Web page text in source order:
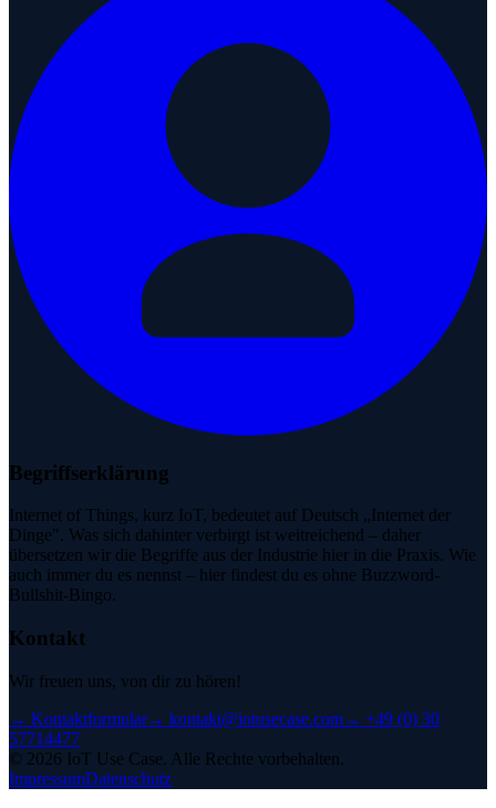
Begriffserklärung
Internet of Things, kurz IoT, bedeutet auf Deutsch „Internet der
Dinge". Was sich dahinter verbirgt ist weitreichend – daher
übersetzen wir die Begriffe aus der Industrie hier in die Praxis. Wie
auch immer du es nennst – hier findest du es ohne Buzzword-
Bullshit-Bingo.
Kontakt
Wir freuen uns, von dir zu hören!
→ Kontaktformular→ kontakt@iotusecase.com→ +49 (0) 30
57714477
© 2026 IoT Use Case. Alle Rechte vorbehalten.
ImpressumDatenschutz